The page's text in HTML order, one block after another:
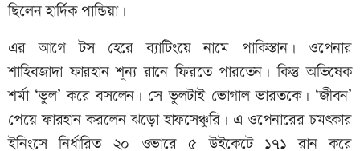
ছিলেন হার্দিক পান্ডিয়া।
এর আগে টস হেরে ব্যাটিংয়ে নামে পাকিস্তান। ওপেনার
শাহিবজাদা ফারহান শূন্য রানে ফিরতে পারতেন। কিন্তু অভিষেক
শর্মা ‘ভুল’ করে বসলেন। সে ভুলটাই ভোগাল ভারতকে। ‘জীবন’
পেয়ে ফারহান করলেন ঝড়ো হাফসেঞ্চুরি। এ ওপেনারের চমৎকার
ইনিংসে নির্ধারিত ২০ ওভারে ৫ উইকেটে ১৭১ রান করে